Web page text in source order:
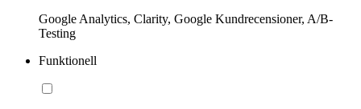
Google Analytics, Clarity, Google Kundrecensioner, A/B-
Testing
Funktionell